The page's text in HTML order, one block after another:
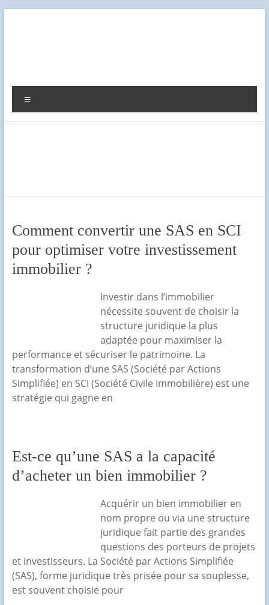
Diag
Expert
Comment convertir une SAS en SCI
pour optimiser votre investissement
immobilier ?
Investir dans l’immobilier
nécessite souvent de choisir la
structure juridique la plus
adaptée pour maximiser la
performance et sécuriser le patrimoine. La
transformation d’une SAS (Société par Actions
Simplifiée) en SCI (Société Civile Immobilière) est une
stratégie qui gagne en
Est-ce qu’une SAS a la capacité
d’acheter un bien immobilier ?
Acquérir un bien immobilier en
nom propre ou via une structure
juridique fait partie des grandes
questions des porteurs de projets
et investisseurs. La Société par Actions Simplifiée
(SAS), forme juridique très prisée pour sa souplesse,
est souvent choisie pour